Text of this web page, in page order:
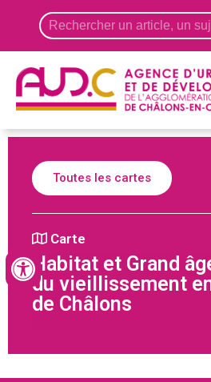
Toutes les cartes
Carte
Habitat et Grand
du vieillissement
de Châlons
Panneau de gestion des cookies